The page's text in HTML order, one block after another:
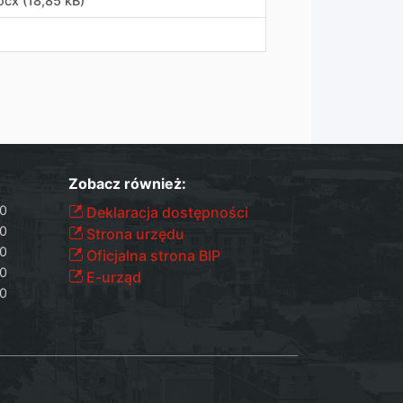
Zobacz również:
Deklaracja dostępności
Strona urzędu
Oficjalna strona BIP
E-urząd